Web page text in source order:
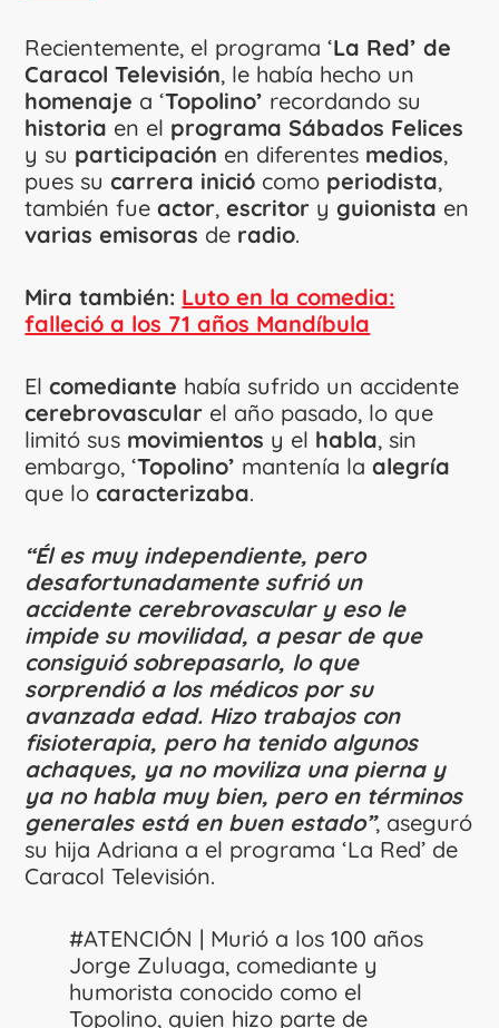
Recientemente, el programa ‘La Red’ de
Caracol Televisión, le había hecho un
homenaje a ‘Topolino’ recordando su
historia en el programa Sábados Felices
y su participación en diferentes medios,
pues sucarrera inició como periodista,
también fueactor,escritor yguionista en
varias emisoras de radio.
Mira también: Luto en la comedia:
falleció a los 71 años Mandíbula
Elcomediante había sufrido un accidente
cerebrovascular el año pasado, lo que
limitó sus movimientos y el habla, sin
embargo, ‘Topolino’ mantenía laalegría
que locaracterizaba.
“Él es muy independiente, pero
desafortunadamente sufrió un
accidente cerebrovascular y eso le
impide su movilidad, a pesar de que
consiguió sobrepasarlo, lo que
sorprendió a los médicos por su
avanzada edad. Hizo trabajos con
fisioterapia, pero ha tenido algunos
achaques, ya no moviliza una pierna y
ya no habla muy bien, pero en términos
generales está en buen estado”, aseguró
su hija Adriana a el programa ‘La Red’ de
Caracol Televisión.
#ATENCIÓN | Murió a los 100 años
Jorge Zuluaga, comediante y
humorista conocido como el
Topolino, quien hizo parte de